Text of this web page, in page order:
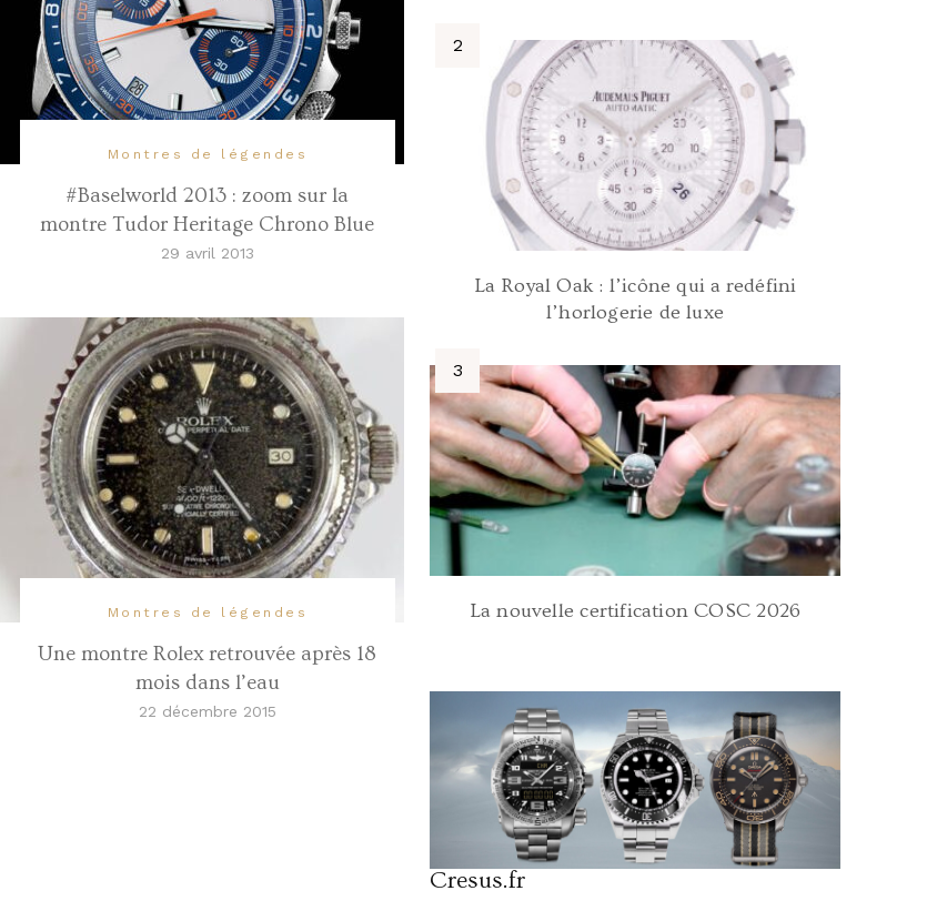
Montres de légendes
#Baselworld 2013 : zoom sur la
montre Tudor Heritage Chrono Blue
29 avril 2013
Montres de légendes
Une montre Rolex retrouvée après 18
mois dans l’eau
22 décembre 2015
La Royal Oak : l’icône qui a redéfini
l’horlogerie de luxe
La nouvelle certification COSC 2026
Cresus.fr